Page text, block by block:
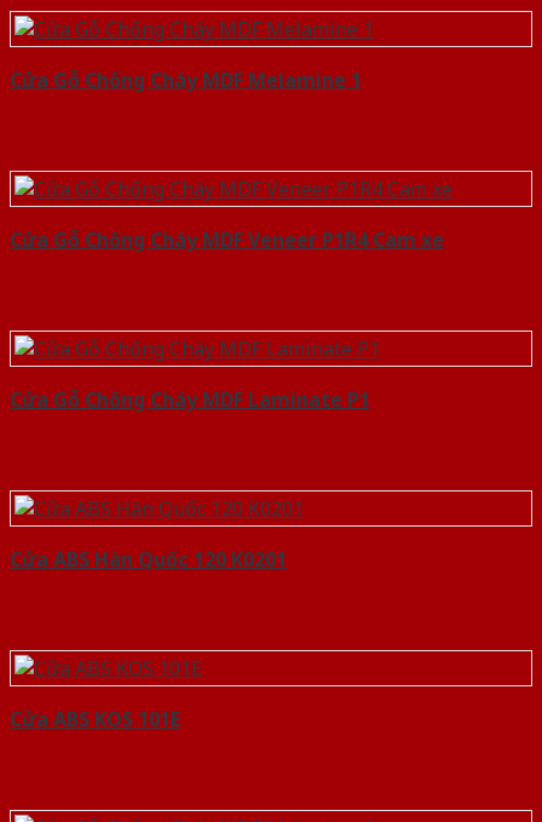
Cửa Gỗ Chống Cháy MDF Melamine 1
Cửa Gỗ Chống Cháy MDF Veneer P1R4 Cam xe
Cửa Gỗ Chống Cháy MDF Laminate P1
Cửa ABS Hàn Quốc 120 K0201
Cửa ABS KOS 101E